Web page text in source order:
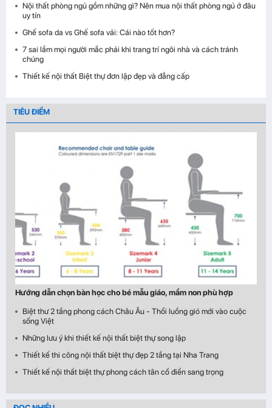
Nội thất phòng ngủ gồm những gì? Nên mua nội thất phòng ngủ ở đâu
uy tín
Ghế sofa da vs Ghế sofa vải: Cái nào tốt hơn?
7 sai lầm mọi người mắc phải khi trang trí ngôi nhà và cách tránh
chúng
Thiết kế nội thất Biệt thự đơn lập đẹp và đẳng cấp
TIÊU ĐIỂM
Hướng dẫn chọn bàn học cho bé mẫu giáo, mầm non phù hợp
Biệt thư 2 tầng phong cách Châu Âu - Thổi luồng gió mới vào cuộc
sống Việt
Những lưu ý khi thiết kế nội thất biệt thự song lập
Thiết kế thi công nội thất biệt thự đẹp 2 tầng tại Nha Trang
Thiết kế nội thất biệt thự phong cách tân cổ điển sang trọng